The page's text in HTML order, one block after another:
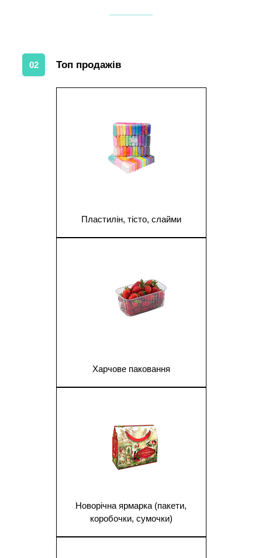
02 Топ продажів
Пластилін, тісто, слайми
Харчове паковання
Новорічна ярмарка (пакети,
коробочки, сумочки)